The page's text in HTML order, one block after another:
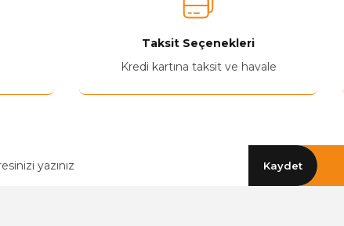
Taksit Seçenekleri
Kredi kartına taksit ve havale
Kaydet